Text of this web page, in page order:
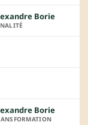
Borie
Borie